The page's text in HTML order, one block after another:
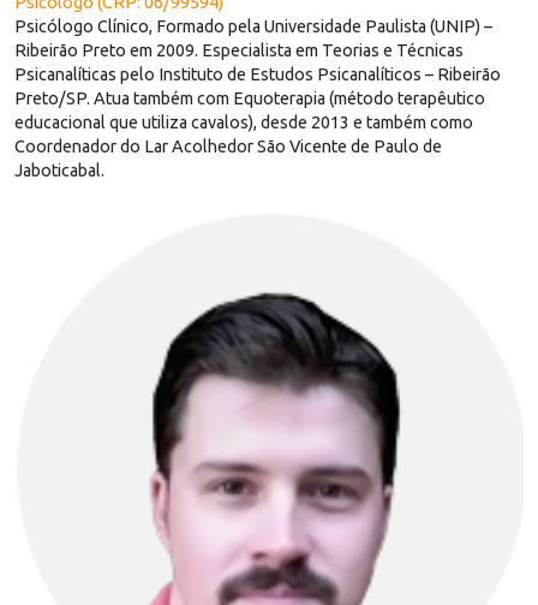
Psicólogo Clínico, Formado pela Universidade Paulista (UNIP) –
Ribeirão Preto em 2009. Especialista em Teorias e Técnicas
Psicanalíticas pelo Instituto de Estudos Psicanalíticos – Ribeirão
Preto/SP. Atua também com Equoterapia (método terapêutico
educacional que utiliza cavalos), desde 2013 e também como
Coordenador do Lar Acolhedor São Vicente de Paulo de
Jaboticabal.